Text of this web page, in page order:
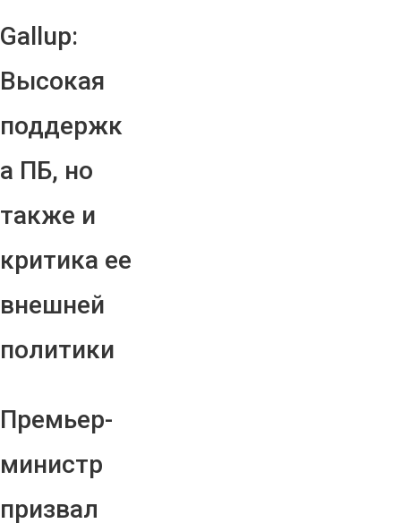
Gallup:
Высокая
поддержк
а ПБ, но
также и
критика ее
внешней
политики
Премьер-
министр
призвал